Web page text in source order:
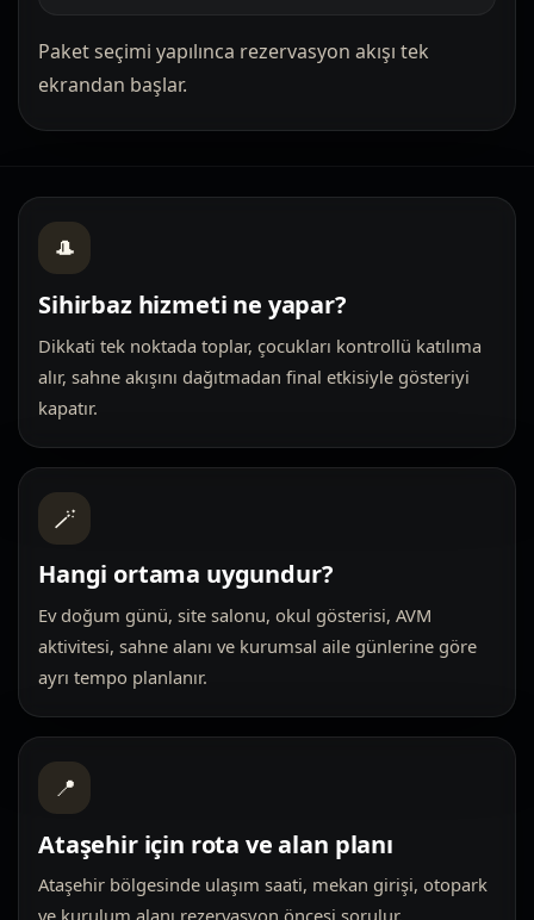
Paket seçimi yapılınca rezervasyon akışı tek
ekrandan başlar.
🎩
Sihirbaz hizmeti ne yapar?
Dikkati tek noktada toplar, çocukları kontrollü katılıma
alır, sahne akışını dağıtmadan final etkisiyle gösteriyi
kapatır.
🪄
Hangi ortama uygundur?
Ev doğum günü, site salonu, okul gösterisi, AVM
aktivitesi, sahne alanı ve kurumsal aile günlerine göre
ayrı tempo planlanır.
📍
Ataşehir için rota ve alan planı
Ataşehir bölgesinde ulaşım saati, mekan girişi, otopark